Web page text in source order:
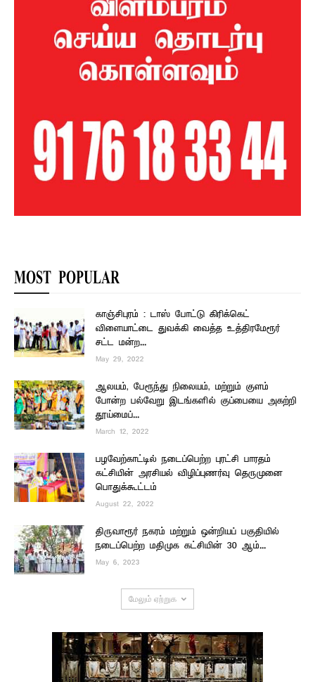
MOST POPULAR
காஞ்சிபுரம் : டாஸ் போட்டு கிரிக்கெட்
விளையாட்டை துவக்கி வைத்த உத்திரமேரூர்
சட்ட மன்ற...
May 29, 2022
ஆலயம், பேரூந்து நிலையம், மற்றும் குளம்
போன்ற பல்வேறு இடங்களில் குப்பையை அகற்றி
தூய்மைப்...
March 12, 2022
பழவேற்காட்டில் நடைப்பெற்ற புரட்சி பாரதம்
கட்சியின் அரசியல் விழிப்புணர்வு தெருமுனை
பொதுக்கூட்டம் –
August 22, 2022
திருவாரூர் நகரம் மற்றும் ஒன்றியப் பகுதியில்
நடைப்பெற்ற மதிமுக கட்சியின் 30 ஆம்...
May 6, 2023
மேலும் ஏற்றுக